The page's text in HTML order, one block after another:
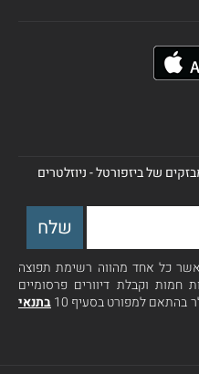
של ביזפורטל - ניוזלטרים
כל אחד מהווה רשימת תפוצה
חמות וקבלת דיוורים פרסומיים
בהתאם למפורט בסעיף 10
בתנאי